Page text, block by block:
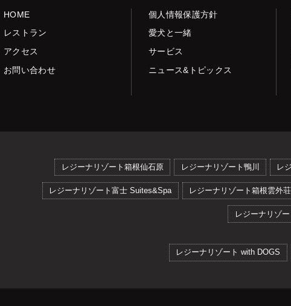
HOME 個人情報保護方針
レストラン
愛犬と一緒
アクセス
サービス
お問い合わせ
ニュース&トピックス
レジーナリゾート箱根仙石原 レジーナリゾート鴨川 レ
レジーナリゾート富士 Suites&Spa レジーナリゾート箱根雲外荘
レジーナリゾ
レジーナリゾート with DOGS